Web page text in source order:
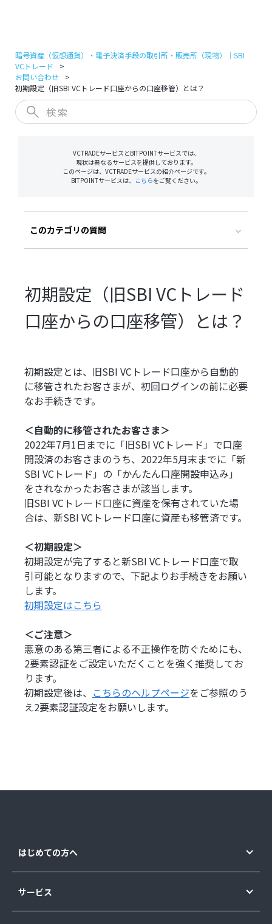
暗号資産（仮想通貨）・電子決済手段の取引所・販売所（現物）｜SBI
VCトレード
お問い合わせ
初期設定（旧SBI VCトレード口座からの口座移管）とは？
VCTRADEサービスとBITPOINTサービスでは、
現状は異なるサービスを提供しております。
このページは、VCTRADEサービスの紹介ページです。
BITPOINTサービスは、 こちらをご覧ください。
このカテゴリの質問
初期設定（旧SBI VCトレード
口座からの口座移管）とは？
初期設定とは、旧SBI VCトレード口座から自動的
に移管されたお客さまが、初回ログインの前に必要
なお手続きです。
＜自動的に移管されたお客さま＞
2022年7月1日までに「旧SBI VCトレード」で口座
開設済のお客さまのうち、2022年5月末までに「新
SBI VCトレード」の「かんたん口座開設申込み」
をされなかったお客さまが該当します。
旧SBI VCトレード口座に資産を保有されていた場
合は、新SBI VCトレード口座に資産も移管済です。
＜初期設定＞
初期設定が完了すると新SBI VCトレード口座で取
引可能となりますので、下記よりお手続きをお願い
します。
初期設定はこちら
＜ご注意＞
悪意のある第三者による不正操作を防ぐためにも、
2要素認証をご設定いただくことを強く推奨してお
ります。
初期設定後は、 こちらのヘルプページをご参照のう
え2要素認証設定をお願いします。
はじめての方へ
サービス